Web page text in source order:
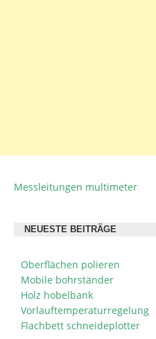
BEITRAGSNAVIGATION
Messleitungen multimeter
NEUESTE BEITRÄGE
Oberflächen polieren
Mobile bohrständer
Holz hobelbank
Vorlauftemperaturregelung
Flachbett schneideplotter